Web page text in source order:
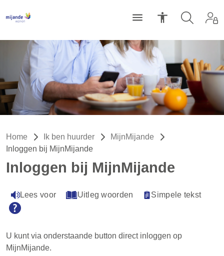
Home Ik ben huurder
MijnMijande
Inloggen bij MijnMijande
Inloggen bij MijnMijande
Lees voor Uitleg woorden Simpele tekst
U kunt via onderstaande button direct inloggen op
MijnMijande.